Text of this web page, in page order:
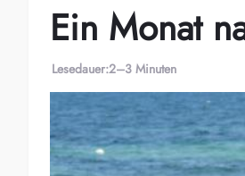
Ein Monat
Lesedauer:2–3 Minuten